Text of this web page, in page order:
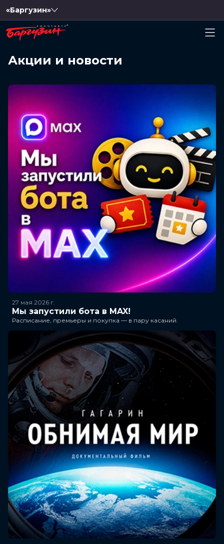
«Баргузин»
Акции и новости
27 мая 2026 г.
Мы запустили бота в MAX!
Расписание, премьеры и покупка — в пару касаний.